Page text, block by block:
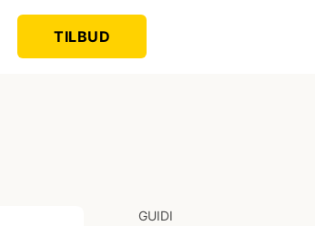
TILBUD
GUIDI